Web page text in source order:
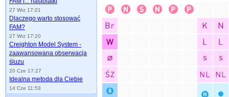
27 Wrz 17:21
Dlaczego warto stosować
FAM?
27 Wrz 17:20
Creighton Model System -
zaawansowana obserwacja
śluzu
20 Cze 17:27
Idealna metoda dla Ciebie
14 Cze 11:53